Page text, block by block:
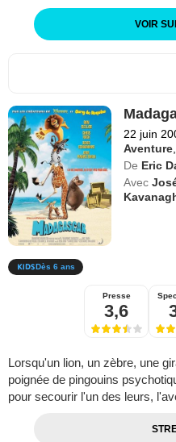
VOIR
22 juin
Aventure
De Eric
Avec
Dès 6 ans
Presse
3,6
Lorsqu'un lion, un zèbre, une
poignée de pingouins
pour secourir l'un des leurs,